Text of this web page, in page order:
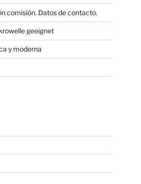
comisión. Datos de contacto.
geeignet
y moderna